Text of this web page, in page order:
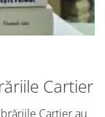
Cartier
Cartier au